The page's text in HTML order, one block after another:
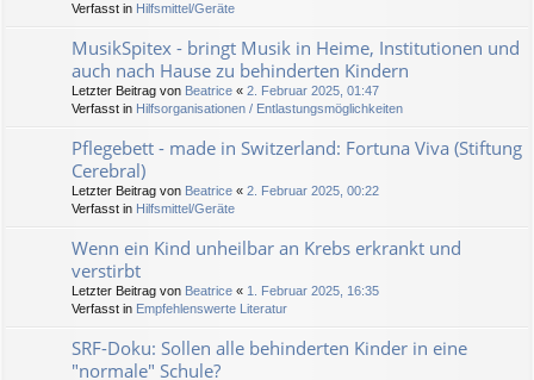
Verfasst in Hilfsmittel/Geräte
MusikSpitex - bringt Musik in Heime, Institutionen und
auch nach Hause zu behinderten Kindern
Letzter Beitrag von Beatrice « 2. Februar 2025, 01:47
Verfasst in Hilfsorganisationen / Entlastungsmöglichkeiten
Pflegebett - made in Switzerland: Fortuna Viva (Stiftung
Cerebral)
Letzter Beitrag von Beatrice « 2. Februar 2025, 00:22
Verfasst in Hilfsmittel/Geräte
Wenn ein Kind unheilbar an Krebs erkrankt und
verstirbt
Letzter Beitrag von Beatrice « 1. Februar 2025, 16:35
Verfasst in Empfehlenswerte Literatur
SRF-Doku: Sollen alle behinderten Kinder in eine
"normale" Schule?